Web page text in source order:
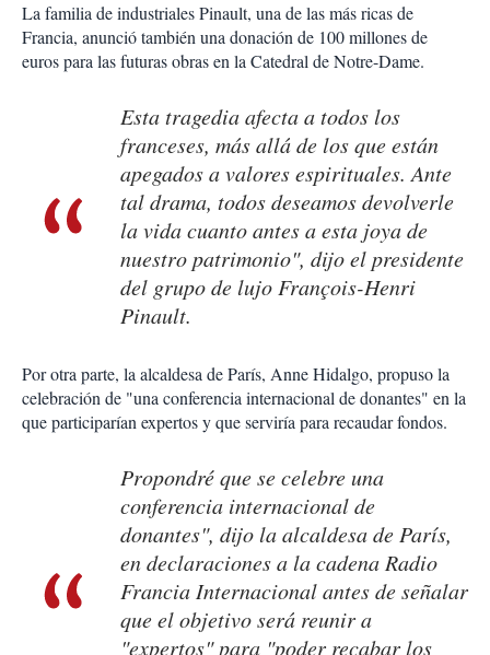
La familia de industriales Pinault, una de las más ricas de
Francia, anunció también una donación de 100 millones de
euros para las futuras obras en la Catedral de Notre-Dame.
Esta tragedia afecta a todos los
franceses, más allá de los que están
apegados a valores espirituales. Ante
tal drama, todos deseamos devolverle
la vida cuanto antes a esta joya de
nuestro patrimonio", dijo el presidente
del grupo de lujo François-Henri
Pinault.
Por otra parte, la alcaldesa de París, Anne Hidalgo, propuso la
celebración de "una conferencia internacional de donantes" en la
que participarían expertos y que serviría para recaudar fondos.
Propondré que se celebre una
conferencia internacional de
donantes", dijo la alcaldesa de París,
en declaraciones a la cadena Radio
Francia Internacional antes de señalar
que el objetivo será reunir a
"expertos" para "poder recabar los